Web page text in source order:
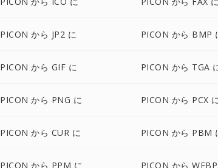
PICON から JP2 に PICON から BMP
PICON から GIF に PICON から TGA
PICON から PNG に PICON から PCX
PICON から CUR に PICON から PBM
PICON から PPM に PICON から